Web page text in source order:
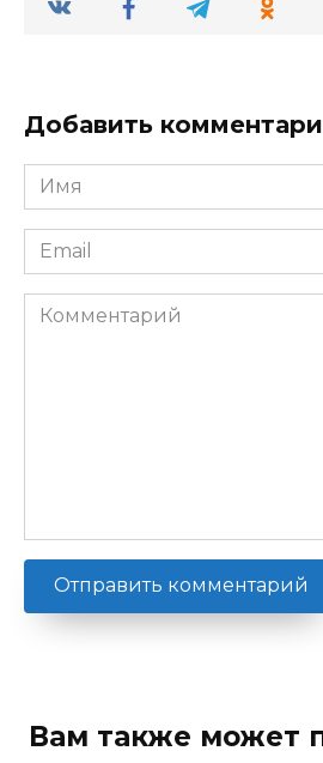
Добавить
Имя
*
Email
*
Комментарий
Вам также может